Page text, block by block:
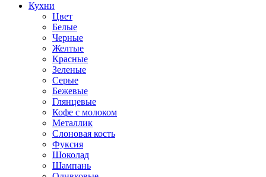
Кухни
Цвет
Белые
Черные
Желтые
Красные
Зеленые
Серые
Бежевые
Глянцевые
Кофе с молоком
Металлик
Слоновая кость
Фуксия
Шоколад
Шампань